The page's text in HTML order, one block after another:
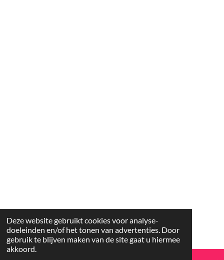
Deze website gebruikt cookies voor analyse-
doeleinden en/of het tonen van advertenties. Door
gebruik te blijven maken van de site gaat u hiermee
akkoord.